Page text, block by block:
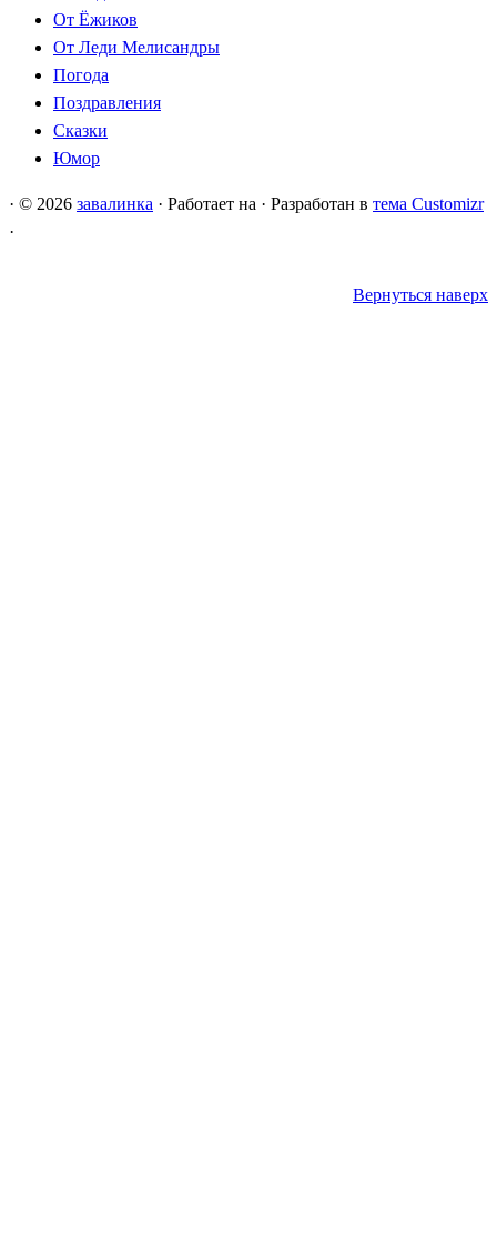
От Ёжиков
От Леди Мелисандры
Погода
Поздравления
Сказки
Юмор
· © 2026 завалинка · Работает на · Разработан в тема Customizr
·
Вернуться наверх